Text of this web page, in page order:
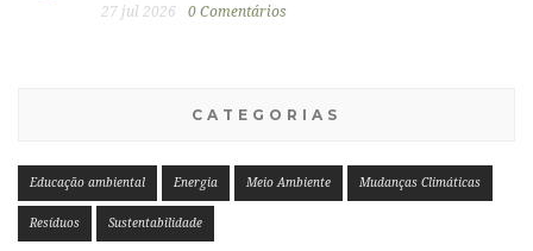
27 jul 2026 0 Comentários
CATEGORIAS
Educação ambiental Energia Meio Ambiente Mudanças Climáticas
Resíduos Sustentabilidade